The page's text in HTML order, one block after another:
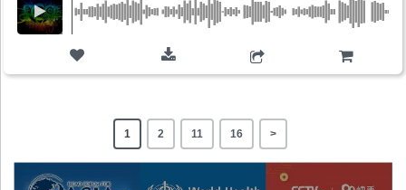
购物车
1 2 11 16 >